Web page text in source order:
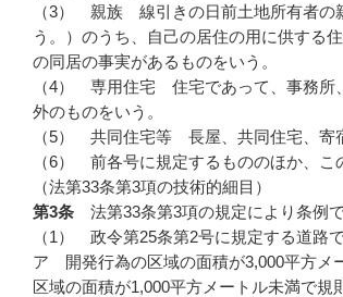
（3） 親族 線引きの日前土地所有者の
う。）のうち、自己の居住の用に供する
の同居の事実があるものをいう。
（4） 専用住宅 住宅であって、事務所
外のものをいう。
（5） 共同住宅等 長屋、共同住宅、寄
（6） 前各号に規定するもののほか、こ
（法第33条第3項の技術的細目）
第3条 法第33条第3項の規定により条例
（1） 政令第25条第2号に規定する道路
ア 開発行為の区域の面積が3,000平方メ
区域の面積が1,000平方メートル未満で規